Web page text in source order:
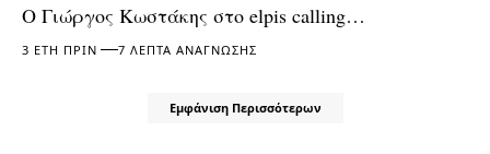
Ο Γιώργος Κωστάκης στο elpis calling…
3 ΈΤΗ ΠΡΙΝ 7 ΛΕΠΤΆ ΑΝΆΓΝΩΣΗΣ
Εμφάνιση Περισσότερων